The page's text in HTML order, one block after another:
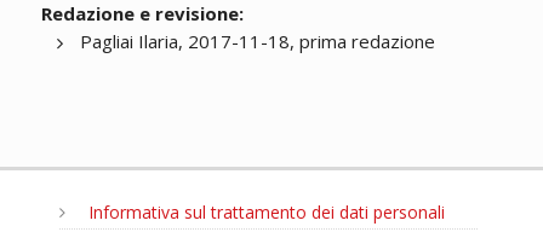
Redazione e revisione:
Pagliai Ilaria, 2017-11-18, prima redazione
Informativa sul trattamento dei dati personali